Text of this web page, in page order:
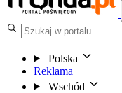
Polska
Reklama
Wschód